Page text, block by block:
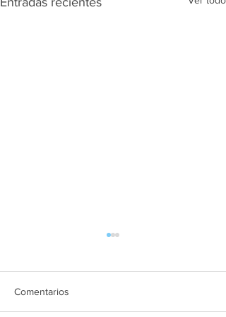
Comentarios